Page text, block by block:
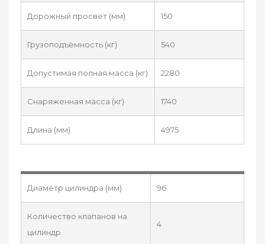
Дорожный просвет (мм) 150
Грузоподъёмность (кг) 540
Допустимая полная масса (кг) 2280
Снаряженная масса (кг) 1740
Длина (мм) 4975
Диаметр цилиндра (мм) 96
Количество клапанов на
цилиндр
4